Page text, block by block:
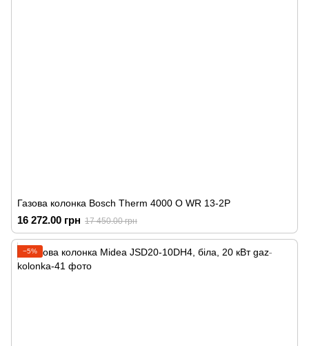
Газова колонка Bosch Therm 4000 O WR 13-2P
16 272.00 грн 17 450.00 грн
−5%